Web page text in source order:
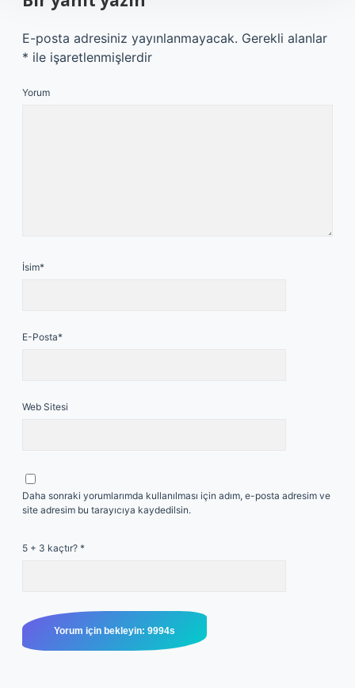
E-posta adresiniz yayınlanmayacak. Gerekli alanlar
* ile işaretlenmişlerdir
Yorum
İsim*
E-Posta*
Web Sitesi
Daha sonraki yorumlarımda kullanılması için adım, e-posta adresim ve
site adresim bu tarayıcıya kaydedilsin.
5 + 3 kaçtır? *